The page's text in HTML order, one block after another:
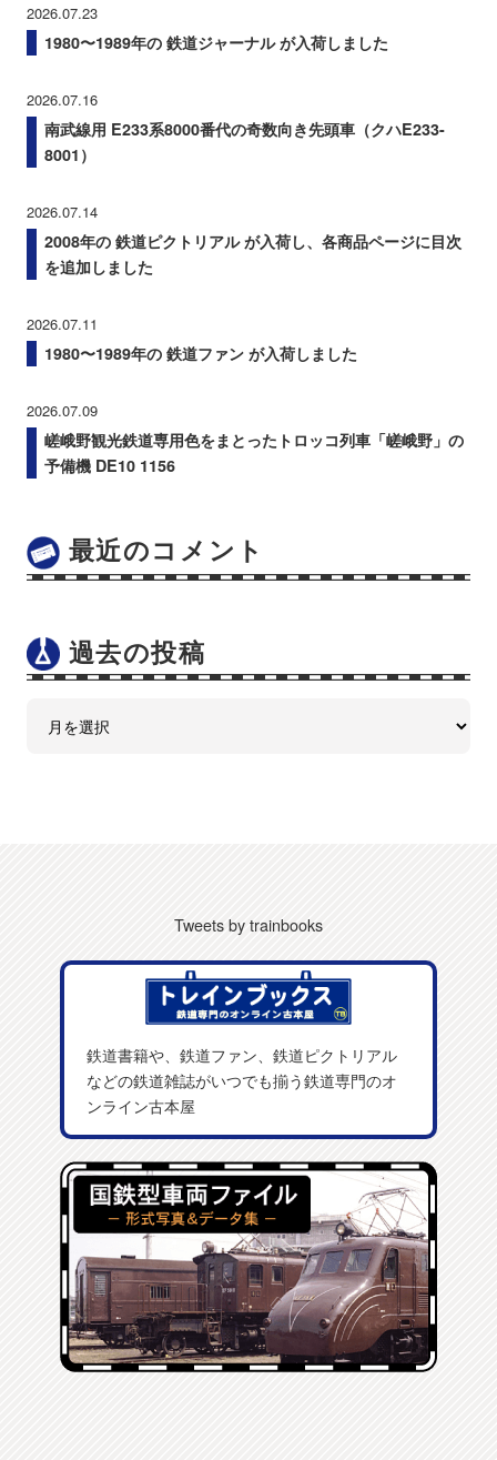
2026.07.23
1980〜1989年の 鉄道ジャーナル が入荷しました
2026.07.16
南武線用 E233系8000番代の奇数向き先頭車（クハE233-
8001）
2026.07.14
2008年の 鉄道ピクトリアル が入荷し、各商品ページに目次
を追加しました
2026.07.11
1980〜1989年の 鉄道ファン が入荷しました
2026.07.09
嵯峨野観光鉄道専用色をまとったトロッコ列車「嵯峨野」の
予備機 DE10 1156
最近のコメント
過去の投稿
Tweets by trainbooks
鉄道書籍や、鉄道ファン、鉄道ピクトリアル
などの鉄道雑誌がいつでも揃う鉄道専門のオ
ンライン古本屋